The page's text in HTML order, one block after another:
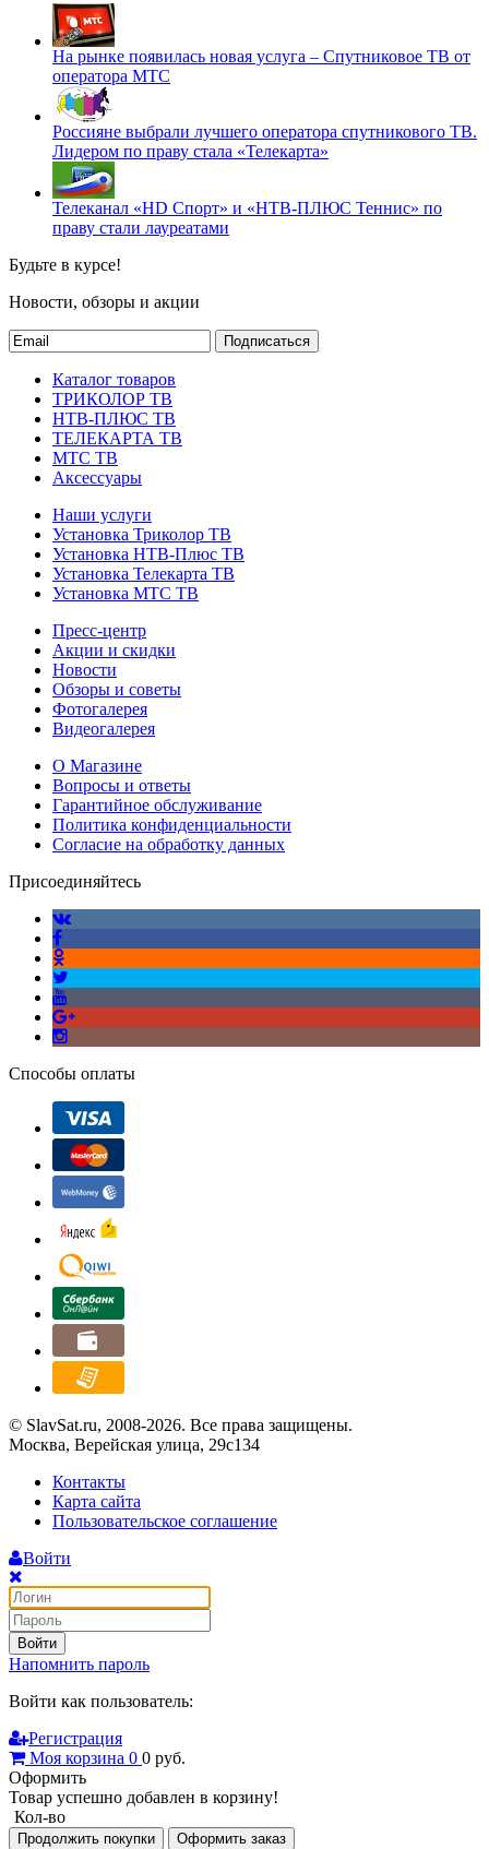
На рынке появилась новая услуга – Спутниковое ТВ от
оператора МТС
Россияне выбрали лучшего оператора спутникового ТВ.
Лидером по праву стала «Телекарта»
Телеканал «HD Спорт» и «НТВ-ПЛЮС Теннис» по
праву стали лауреатами
Будьте в курсе!
Новости, обзоры и акции
Подписаться
Каталог товаров
ТРИКОЛОР ТВ
НТВ-ПЛЮС ТВ
ТЕЛЕКАРТА ТВ
МТС ТВ
Аксессуары
Наши услуги
Установка Триколор ТВ
Установка НТВ-Плюс ТВ
Установка Телекарта ТВ
Установка МТС ТВ
Пресс-центр
Акции и скидки
Новости
Обзоры и советы
Фотогалерея
Видеогалерея
О Магазине
Вопросы и ответы
Гарантийное обслуживание
Политика конфиденциальности
Согласие на обработку данных
Присоединяйтесь
Способы оплаты
© SlavSat.ru, 2008-2026. Все права защищены.
Москва, Верейская улица, 29с134
Контакты
Карта сайта
Пользовательское соглашение
Войти
Войти
Напомнить пароль
Войти как пользователь:
Регистрация
Моя корзина 0 0 руб.
Оформить
Товар успешно добавлен в корзину!
Кол-во
Продолжить покупки Оформить заказ